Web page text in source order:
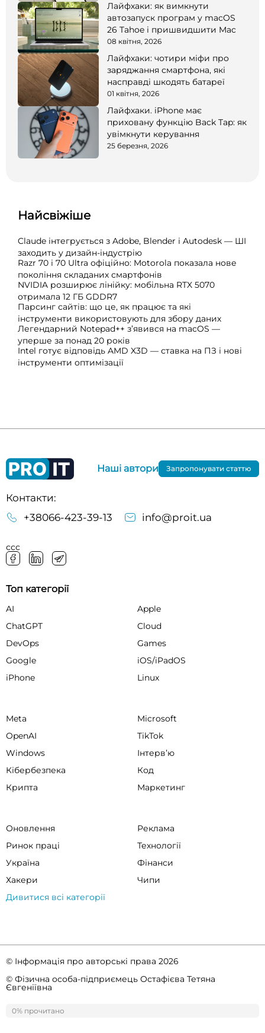
Лайфхаки: як вимкнути
автозапуск програм у macOS
26 Tahoe і пришвидшити Mac
08 квітня, 2026
Лайфхаки: чотири міфи про
заряджання смартфона, які
насправді шкодять батареї
01 квітня, 2026
Лайфхаки. iPhone має
приховану функцію Back Tap: як
увімкнути керування
25 березня, 2026
Найсвіжіше
Claude інтегрується з Adobe, Blender і Autodesk — ШІ
заходить у дизайн-індустрію
Razr 70 і 70 Ultra офіційно: Motorola показала нове
покоління складаних смартфонів
NVIDIA розширює лінійку: мобільна RTX 5070
отримала 12 ГБ GDDR7
Парсинг сайтів: що це, як працює та які
інструменти використовують для збору даних
Легендарний Notepad++ з’явився на macOS —
уперше за понад 20 років
Intel готує відповідь AMD X3D — ставка на ПЗ і нові
інструменти оптимізації
0% прочитано
0%
Контакти:
+38066-423-39-13
info@proit.ua
ссс
Наші автори Запропонувати статтю
Топ категорії
AI
Apple
ChatGPT
Cloud
DevOps
Games
Google
iOS/iPadOS
iPhone
Linux
Meta
Microsoft
OpenAI
TikTok
Windows
Інтервʼю
Кібербезпека
Код
Крипта
Маркетинг
Оновлення
Реклама
Ринок праці
Технології
Україна
Фінанси
Хакери
Чипи
Дивитися всі категорії
© Інформація про авторські права 2026
© Фізична особа-підприємець Остафієва Тетяна
Євгеніївна
Правила спільноти